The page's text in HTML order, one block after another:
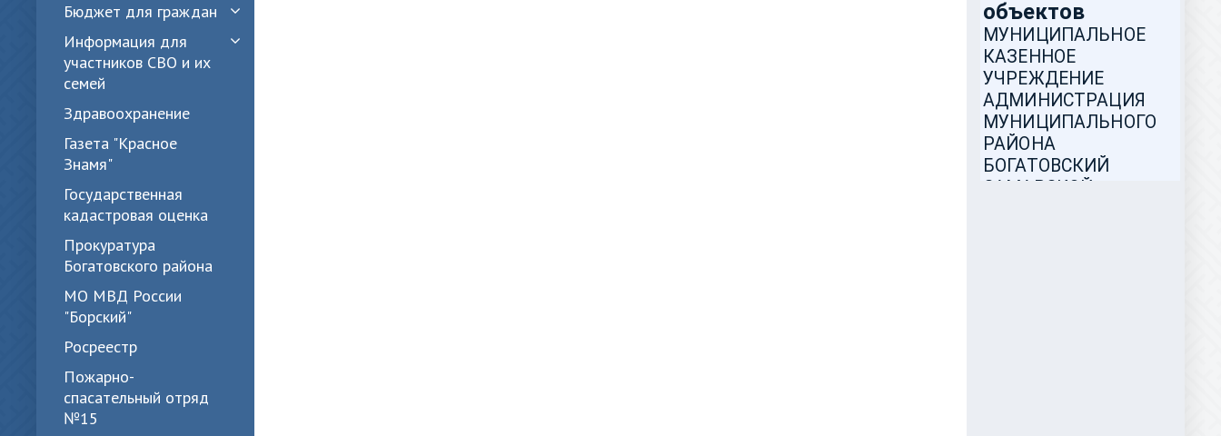
Бюджет для граждан
Информация для
участников СВО и их
семей
Здравоохранение
Газета "Красное
Знамя"
Государственная
кадастровая оценка
Прокуратура
Богатовского района
МО МВД России
"Борский"
Росреестр
Пожарно-
спасательный отряд
№15